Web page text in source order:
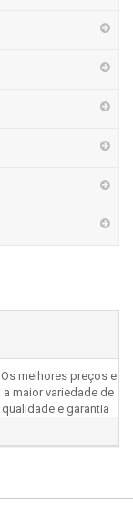
melhores preços e
maior variedade de
e garantia